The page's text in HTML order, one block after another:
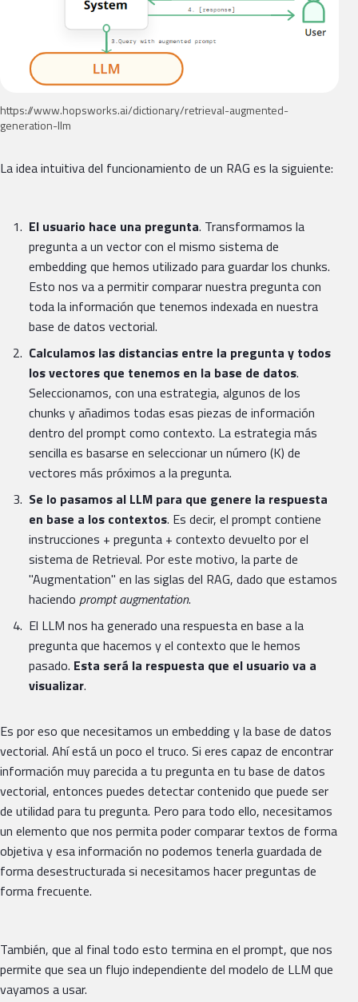
https://www.hopsworks.ai/dictionary/retrieval-augmented-
generation-llm
La idea intuitiva del funcionamiento de un RAG es la siguiente:
El usuario hace una pregunta. Transformamos la
pregunta a un vector con el mismo sistema de
embedding que hemos utilizado para guardar los chunks.
Esto nos va a permitir comparar nuestra pregunta con
toda la información que tenemos indexada en nuestra
base de datos vectorial.
Calculamos las distancias entre la pregunta y todos
los vectores que tenemos en la base de datos.
Seleccionamos, con una estrategia, algunos de los
chunks y añadimos todas esas piezas de información
dentro del prompt como contexto. La estrategia más
sencilla es basarse en seleccionar un número (K) de
vectores más próximos a la pregunta.
Se lo pasamos al LLM para que genere la respuesta
en base a los contextos. Es decir, el prompt contiene
instrucciones + pregunta + contexto devuelto por el
sistema de Retrieval. Por este motivo, la parte de
"Augmentation" en las siglas del RAG, dado que estamos
haciendo prompt augmentation.
El LLM nos ha generado una respuesta en base a la
pregunta que hacemos y el contexto que le hemos
pasado. Esta será la respuesta que el usuario va a
visualizar.
Es por eso que necesitamos un embedding y la base de datos
vectorial. Ahí está un poco el truco. Si eres capaz de encontrar
información muy parecida a tu pregunta en tu base de datos
vectorial, entonces puedes detectar contenido que puede ser
de utilidad para tu pregunta. Pero para todo ello, necesitamos
un elemento que nos permita poder comparar textos de forma
objetiva y esa información no podemos tenerla guardada de
forma desestructurada si necesitamos hacer preguntas de
forma frecuente.
También, que al final todo esto termina en el prompt, que nos
permite que sea un flujo independiente del modelo de LLM que
vayamos a usar.